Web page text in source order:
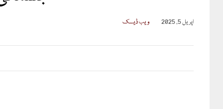
اپریل 5, 2025 ویب ڈیسک